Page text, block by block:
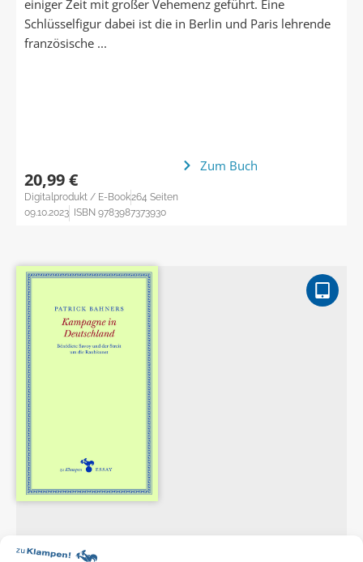
einiger Zeit mit großer Vehemenz geführt. Eine
Schlüsselfigur dabei ist die in Berlin und Paris lehrende
französische ...
20,99 €
Digitalprodukt / E-Book264 Seiten
09.10.2023
ISBN 9783987373930
Zum Buch
Anne Hamilton